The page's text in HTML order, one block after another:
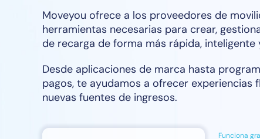
Moveyou ofrece a los proveedores de
herramientas necesarias para crear,
de recarga de forma más rápida,
Desde aplicaciones de marca hasta
pagos, te ayudamos a ofrecer experiencias
nuevas fuentes de ingresos.
Funciona